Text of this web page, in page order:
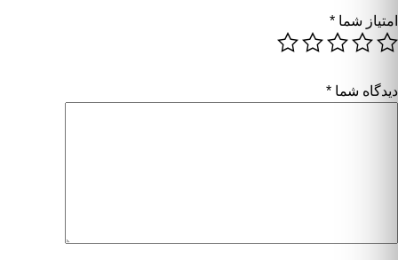
امتیاز شما *
دیدگاه شما *